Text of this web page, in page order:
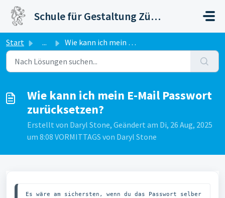
Zum hauptsächlichen Inhalt gehen
Schule für Gestaltung Zürich
Start ... Wie kann ich mein E-Mail Passwort zurücksetzen?
Wie kann ich mein E-Mail Passwort
zurücksetzen?
Erstellt von Daryl Stone, Geändert am Di, 26 Aug, 2025
um 8:08 VORMITTAGS von Daryl Stone
Es wäre am sichersten, wenn du das Passwort selber